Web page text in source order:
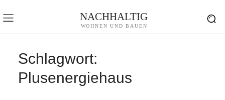
NACHHALTIG
WOHNEN UND BAUEN
Schlagwort:
Plusenergiehaus